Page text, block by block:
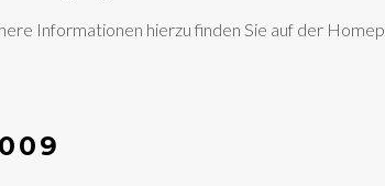
Informationen hierzu finden Sie auf der